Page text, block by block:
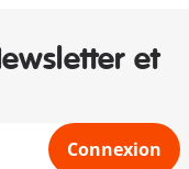
et
Connexion